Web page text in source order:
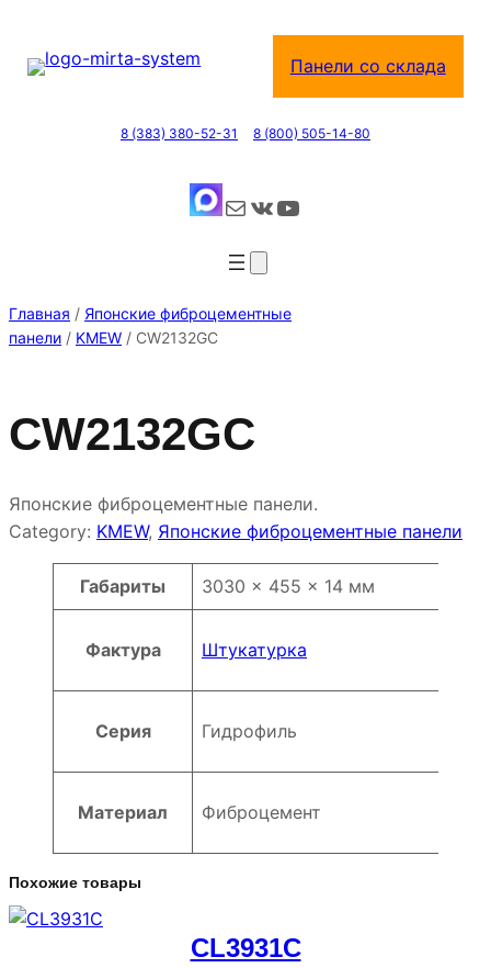
содержимому
Панели со склада
8 (383) 380-52-31 8 (800) 505-14-80
Почта ВКонтакте YouTube
Главная / Японские фиброцементные
панели / KMEW / CW2132GC
CW2132GC
Японские фиброцементные панели.
Category: KMEW, Японские фиброцементные панели
Атрибуты Значение
Габариты 3030 × 455 × 14 мм
Фактура Штукатурка
Серия Гидрофиль
Материал Фиброцемент
Похожие товары
CL3931C